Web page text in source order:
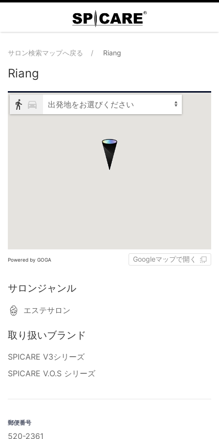
サロン検索マップへ戻る Riang
Riang
出発地をお選びください
Powered by GOGA Googleマップで開く
サロンジャンル
エステサロン
取り扱いブランド
SPICARE V3シリーズ
SPICARE V.O.S シリーズ
郵便番号
520-2361